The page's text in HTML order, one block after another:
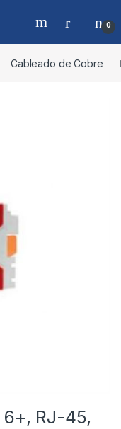
0
Cableado de Cobre
RJ-45,